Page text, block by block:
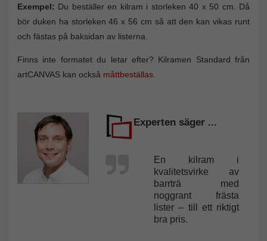
Exempel: Du beställer en kilram i storleken 40 x 50 cm. Då
bör duken ha storleken 46 x 56 cm så att den kan vikas runt
och fästas på baksidan av listerna.
Finns inte formatet du letar efter? Kilramen Standard från
artCANVAS kan också måttbeställas
Experten säger ...
En kilram i
kvalitetsvirke av
barrträ med
noggrant frästa
lister – till ett riktigt
bra pris.